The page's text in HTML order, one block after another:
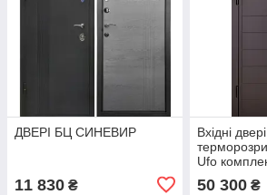
ДВЕРІ БЦ СИНЕВИР
11 830 ₴
Вхідні
Ufo
COTTAGE
50 300₴